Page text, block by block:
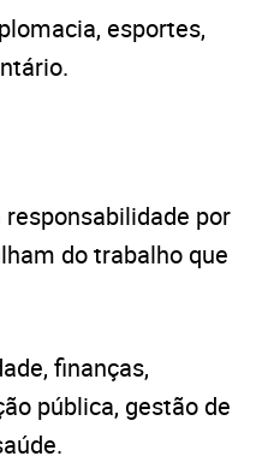
esportes,
por
do trabalho que
finanças,
pública, gestão de